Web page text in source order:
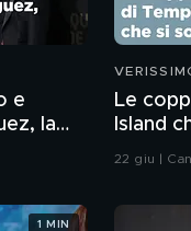
e
la
Le
Island
22 giu |
1 MIN